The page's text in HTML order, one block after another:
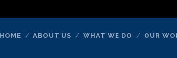
HOME ABOUT US WHAT WE DO OUR